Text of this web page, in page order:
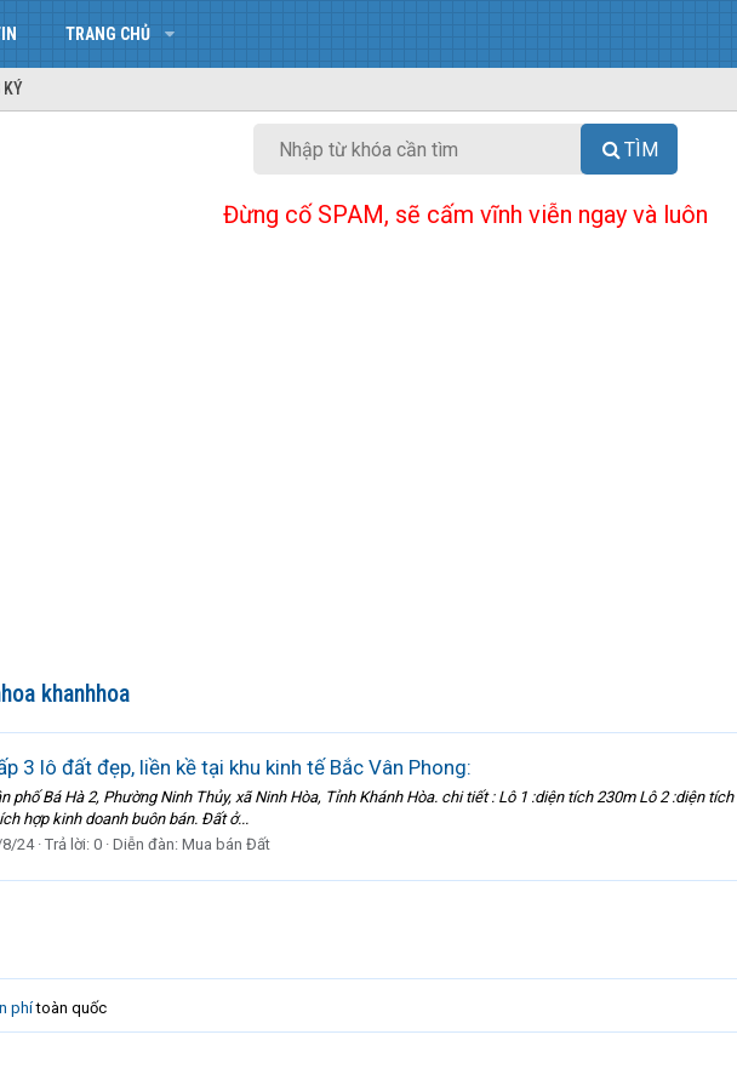
TRANG CHỦ
KÝ
TÌM
Đừng cố SPAM, sẽ cấm vĩnh viễn ngay và luôn
khanhhoa
3 lô đất đẹp, liền kề tại khu kinh tế Bắc Vân Phong:
phố Bá Hà 2, Phường Ninh Thủy, xã Ninh Hòa, Tỉnh Khánh Hòa. chi tiết : Lô 1 :diện tích 230m Lô 2 :diện
hợp kinh doanh buôn bán. Đất ở...
24 Trả lời: 0 Diễn đàn: Mua bán Đất
phítoàn quốc